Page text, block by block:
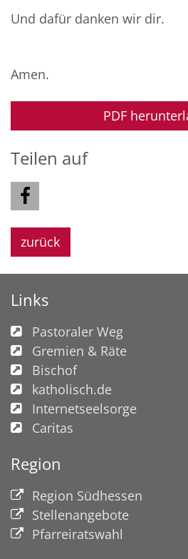
Und dafür danken wir dir.
Amen.
PDF
Teilen auf
zurück
Links
Pastoraler Weg
Gremien & Räte
Bischof
katholisch.de
Internetseelsorge
Caritas
Region
Region Südhessen
Stellenangebote
Pfarreiratswahl